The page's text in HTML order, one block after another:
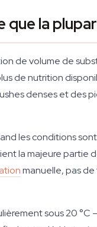
que la
de volume de
de nutrition
denses et des
les conditions
la majeure partie
manuelle, pas
sous 20